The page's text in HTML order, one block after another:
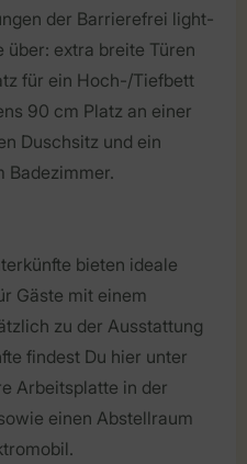
der Barrierefrei light-
über: extra breite Türen
für ein Hoch-/Tiefbett
90 cm Platz an einer
Duschsitz und ein
Badezimmer.
bieten ideale
Gäste mit einem
zu der Ausstattung
findest Du hier unter
Arbeitsplatte in der
einen Abstellraum